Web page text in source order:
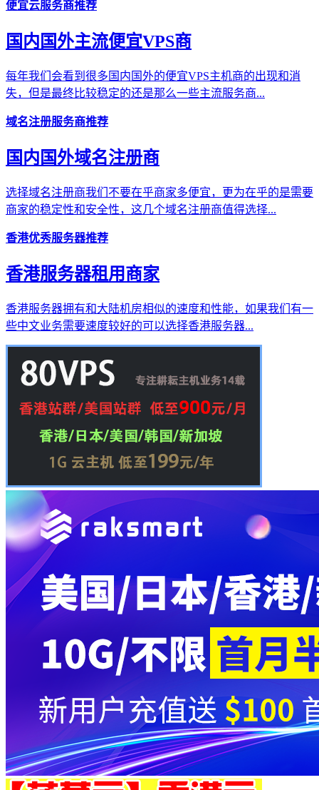
便宜云服务商推荐
国内国外主流便宜VPS商
每年我们会看到很多国内国外的便宜VPS主机商的出现和消
失，但是最终比较稳定的还是那么一些主流服务商...
域名注册服务商推荐
国内国外域名注册商
选择域名注册商我们不要在乎商家多便宜，更为在乎的是需要
商家的稳定性和安全性，这几个域名注册商值得选择...
香港优秀服务器推荐
香港服务器租用商家
香港服务器拥有和大陆机房相似的速度和性能，如果我们有一
些中文业务需要速度较好的可以选择香港服务器...